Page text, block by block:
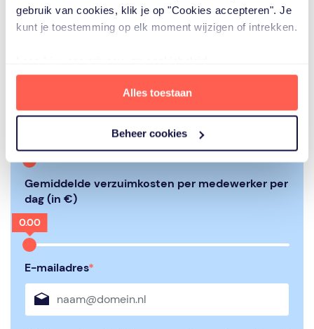
gebruik van cookies, klik je op "Cookies accepteren". Je
kunt je toestemming op elk moment wijzigen of intrekken.
Alles toestaan
Beheer cookies
Gemiddeld verzuimpercentage
Gemiddelde verzuimkosten per medewerker per
dag (in €)
0.00
E-mailadres*